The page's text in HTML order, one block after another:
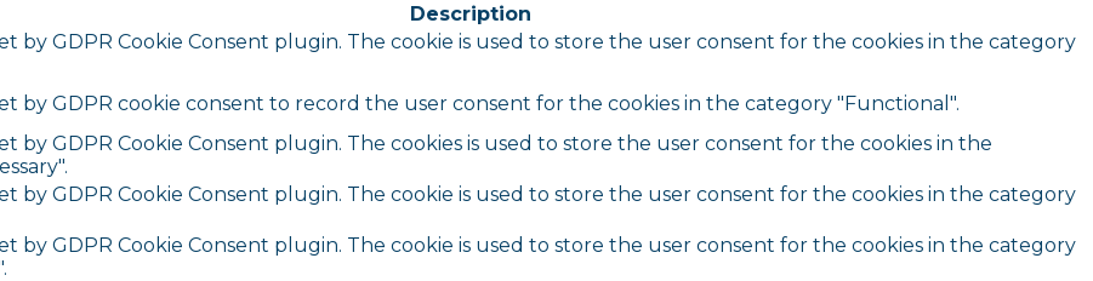
Description
by GDPR Cookie Consent plugin. The cookie is used to store the user consent for the cookies in the category
by GDPR cookie consent to record the user consent for the cookies in the category "Functional".
by GDPR Cookie Consent plugin. The cookies is used to store the user consent for the cookies in the
by GDPR Cookie Consent plugin. The cookie is used to store the user consent for the cookies in the category
by GDPR Cookie Consent plugin. The cookie is used to store the user consent for the cookies in the category